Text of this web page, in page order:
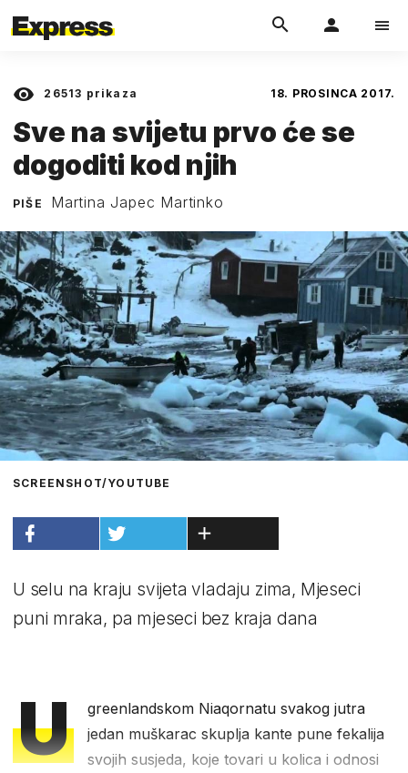
26513 prikaza 18. PROSINCA 2017.
Sve na svijetu prvo će se
dogoditi kod njih
PIŠE Martina Japec Martinko
SCREENSHOT/YOUTUBE
U selu na kraju svijeta vladaju zima, Mjeseci
puni mraka, pa mjeseci bez kraja dana
U
greenlandskom Niaqornatu svakog jutra
jedan muškarac skuplja kante pune fekalija
svojih susjeda, koje tovari u kolica i odnosi